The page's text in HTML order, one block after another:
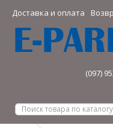
Доставка и оплата
(097)